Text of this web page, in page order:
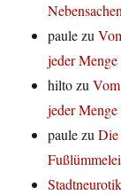
paulezu
jeder
hiltozu
jeder
paulezuDie